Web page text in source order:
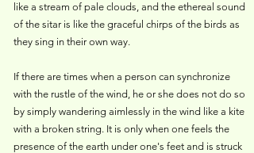
like a stream of pale clouds, and the ethereal sound
of the sitar is like the graceful chirps of the birds as
they sing in their own way.
If there are times when a person can synchronize
with the rustle of the wind, he or she does not do so
by simply wandering aimlessly in the wind like a kite
with a broken string. It is only when one feels the
presence of the earth under one's feet and is struck